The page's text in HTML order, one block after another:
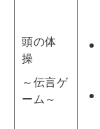
頭の体
操
～伝言ゲ
ーム～